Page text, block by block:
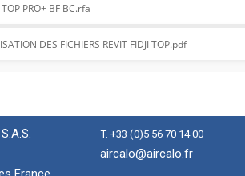
TOP PRO+ BF BC.rfa
DES FICHIERS REVIT FIDJI TOP.pdf
T. +33 (0)5 56 70 14 00
aircalo@aircalo.fr